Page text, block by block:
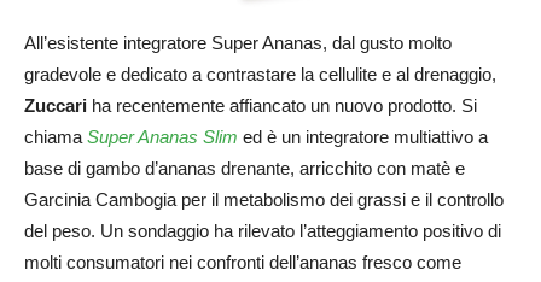
All’esistente integratore Super Ananas, dal gusto molto
gradevole e dedicato a contrastare la cellulite e al drenaggio,
Zuccari ha recentemente affiancato un nuovo prodotto. Si
chiamaSuper Ananas Slim ed è un integratore multiattivo a
base di gambo d’ananas drenante, arricchito con matè e
Garcinia Cambogia per il metabolismo dei grassi e il controllo
del peso. Un sondaggio ha rilevato l’atteggiamento positivo di
molti consumatori nei confronti dell’ananas fresco come